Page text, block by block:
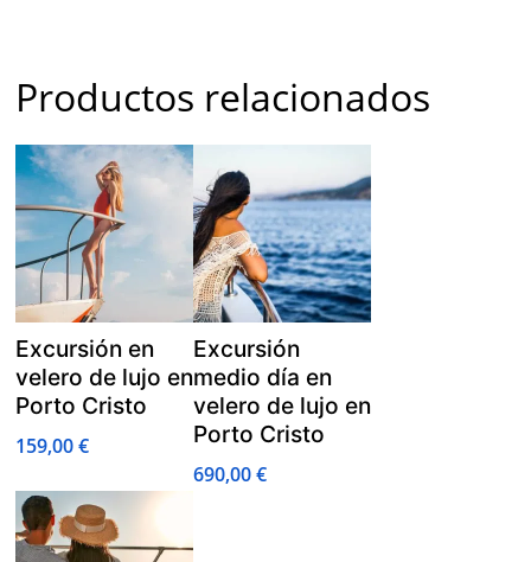
Productos relacionados
Excursión en
velero de lujo en
Porto Cristo
159,00€
Excursión
medio día en
velero de lujo en
Porto Cristo
690,00€